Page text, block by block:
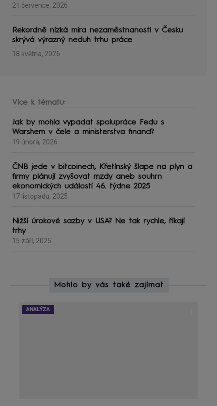
21 července, 2026
Rekordně nízká míra nezaměstnanosti v Česku
skrývá výrazný neduh trhu práce
18 května, 2026
Více k tématu:
Jak by mohla vypadat spolupráce Fedu s
Warshem v čele a ministerstva financí?
19 února, 2026
ČNB jede v bitcoinech, Křetínský šlape na plyn a
firmy plánují zvyšovat mzdy aneb souhrn
ekonomických událostí 46. týdne 2025
17 listopadu, 2025
Nižší úrokové sazby v USA? Ne tak rychle, říkají
trhy
15 září, 2025
Mohlo by vás také zajímat
ANALÝZA